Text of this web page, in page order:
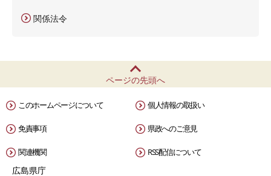
関係法令
ページの先頭へ
このホームページについて 個人情報の取扱い
免責事項 県政へのご意見
関連機関 RSS配信について
広島県庁